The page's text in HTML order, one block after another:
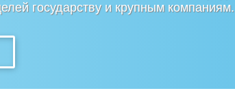
государству и крупным компаниям.